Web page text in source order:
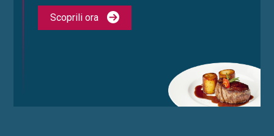
Scoprili ora